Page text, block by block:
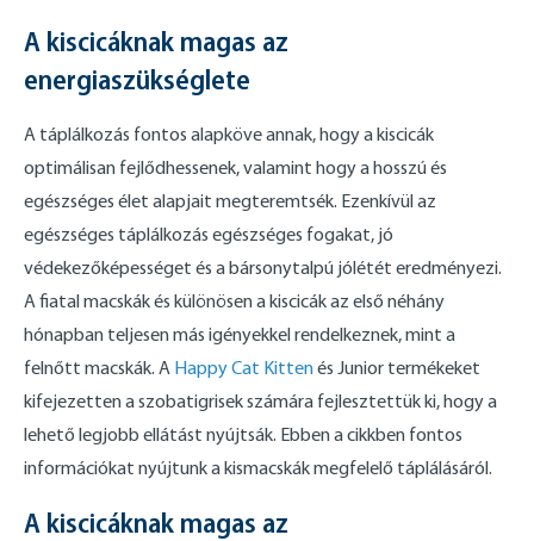
A kiscicáknak magas az
energiaszükséglete
A táplálkozás fontos alapköve annak, hogy a kiscicák
optimálisan fejlődhessenek, valamint hogy a hosszú és
egészséges élet alapjait megteremtsék. Ezenkívül az
egészséges táplálkozás egészséges fogakat, jó
védekezőképességet és a bársonytalpú jólétét eredményezi.
A fiatal macskák és különösen a kiscicák az első néhány
hónapban teljesen más igényekkel rendelkeznek, mint a
felnőtt macskák. A Happy Cat Kittenés Junior termékeket
kifejezetten a szobatigrisek számára fejlesztettük ki, hogy a
lehető legjobb ellátást nyújtsák. Ebben a cikkben fontos
információkat nyújtunk a kismacskák megfelelő táplálásáról.
A kiscicáknak magas az